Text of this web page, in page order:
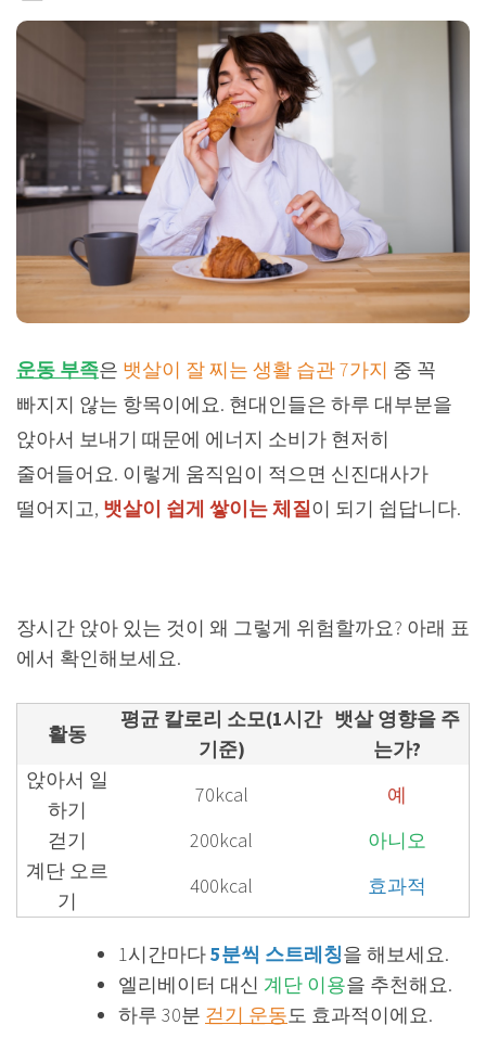
운동 부족은 뱃살이 잘 찌는 생활 습관 7가지 중 꼭
빠지지 않는 항목이에요. 현대인들은 하루 대부분을
앉아서 보내기 때문에 에너지 소비가 현저히
줄어들어요. 이렇게 움직임이 적으면 신진대사가
떨어지고, 뱃살이 쉽게 쌓이는 체질이 되기 쉽답니다.
장시간 앉아 있는 것이 왜 그렇게 위험할까요? 아래 표
에서 확인해보세요.
활동
평균 칼로리 소모(1시간
기준)
뱃살 영향을 주
는가?
앉아서 일
하기
70kcal
예
걷기
200kcal
아니오
계단 오르
기
400kcal 효과적
1시간마다5분씩 스트레칭을 해보세요.
엘리베이터 대신 계단 이용을 추천해요.
하루 30분 걷기 운동도 효과적이에요.